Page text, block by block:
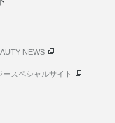
NEWS
スペシャルサイト